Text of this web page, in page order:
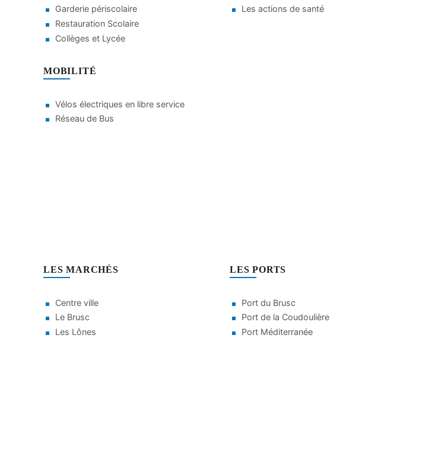
Garderie périscolaire
Restauration Scolaire
Collèges et Lycée
Les actions de santé
MOBILITÉ
Vélos électriques en libre service
Réseau de Bus
LES MARCHÉS
Centre ville
Le Brusc
Les Lônes
LES PORTS
Port du Brusc
Port de la Coudoulière
Port Méditerranée